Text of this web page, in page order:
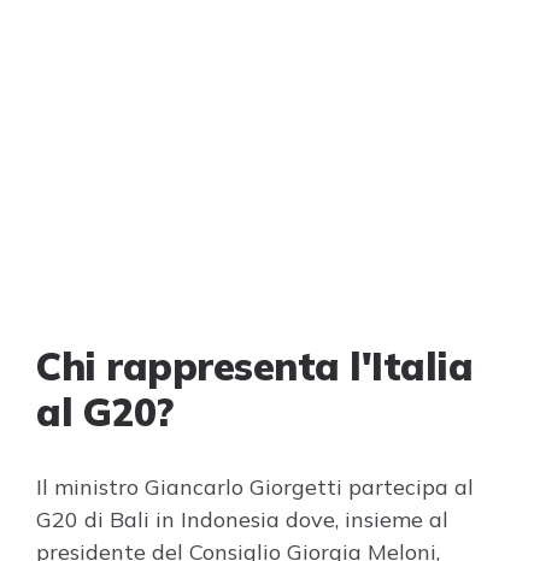
Chi rappresenta l'Italia
al G20?
Il ministro Giancarlo Giorgetti partecipa al
G20 di Bali in Indonesia dove, insieme al
presidente del Consiglio Giorgia Meloni,